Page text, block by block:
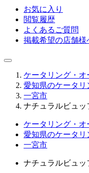
お気に入り
閲覧履歴
よくあるご質問
掲載希望の店舗様
ケータリング・オ
愛知県のケータ
一宮市
ナチュラルビュッ
ケータリング・オ
愛知県のケータ
一宮市
ナチュラルビュッ